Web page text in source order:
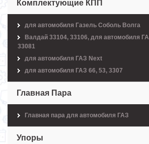
Комплектующие КПП
для автомобиля Газель Соболь Волга
Валдай 33104, 33106, для автомобиля
33081
для автомобиля ГАЗ Next
для автомобиля ГАЗ 66, 53, 3307
Главная Пара
Главная пара для автомобиля ГАЗ
Упоры